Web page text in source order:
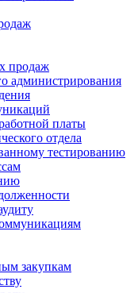
продаж
администрирования
платы
отдела
тестированию
закупкам